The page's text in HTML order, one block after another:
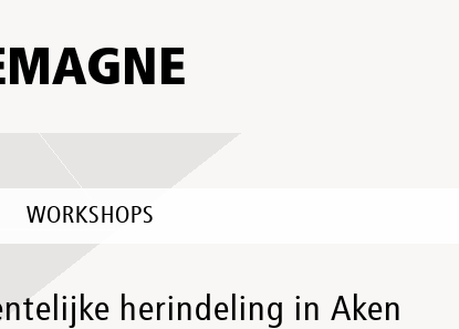
WORKSHOPS
herindeling in Aken